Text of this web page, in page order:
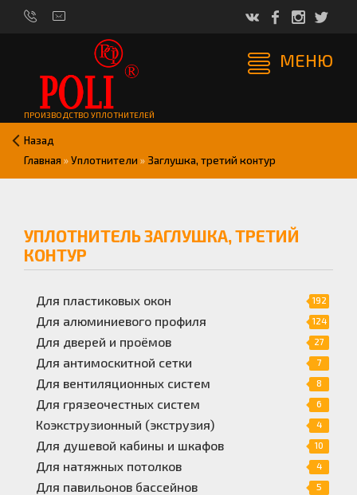
ПРОИЗВОДСТВО УПЛОТНИТЕЛЕЙ
МЕНЮ
Назад
Главная »Уплотнители » Заглушка, третий контур
УПЛОТНИТЕЛЬ ЗАГЛУШКА, ТРЕТИЙ
КОНТУР
Для пластиковых окон 192
Для алюминиевого профиля 124
Для дверей и проёмов 27
Для антимоскитной сетки 7
Для вентиляционных систем 8
Для грязеочестных систем 6
Коэкструзионный (экструзия) 4
Для душевой кабины и шкафов 10
Для натяжных потолков 4
Для павильонов бассейнов 5